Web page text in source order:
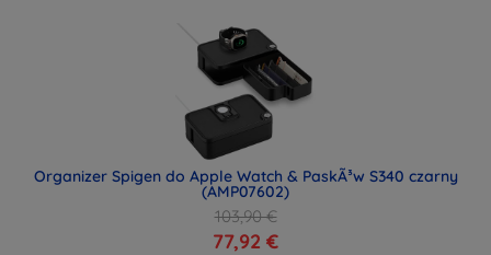
Organizer Spigen do Apple Watch & PaskÃ³w S340 czarny
(AMP07602)
103,90 €
77,92 €